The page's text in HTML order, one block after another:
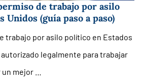
de trabajo por asilo
Unidos (guía paso a paso)
trabajo por asilo político en Estados
legalmente para trabajar
mejor …